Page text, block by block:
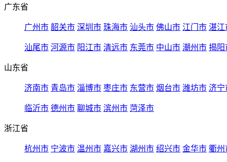
广东省
广州市 韶关市 深圳市 珠海市 汕头市 佛山市 江门市 湛江
汕尾市 河源市 阳江市 清远市 东莞市 中山市 潮州市 揭阳
山东省
济南市 青岛市 淄博市 枣庄市 东营市 烟台市 潍坊市 济宁
临沂市 德州市 聊城市 滨州市 菏泽市
浙江省
杭州市 宁波市 温州市 嘉兴市 湖州市 绍兴市 金华市 衢州